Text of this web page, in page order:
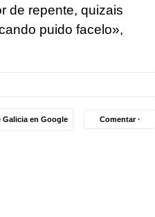
de repente, quizais
puido facelo»,
Galicia en Google Comentar ·